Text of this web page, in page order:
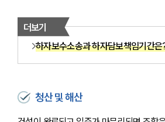
더보기
하자보수소송과 하자담보책임기간은
청산 및 해산